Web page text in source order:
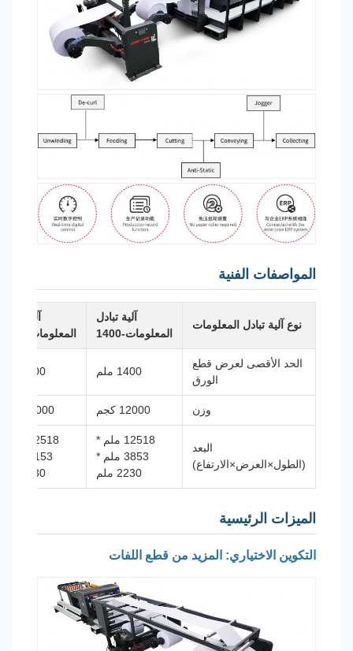
المواصفات الفنية
نوع آلية تبادل المعلومات
آلية تبادل
المعلومات-1400
آلية تبادل
المعلومات-1700
الحد الأقصى لعرض قطع
12000 كجم 13000 كجم
(الطول×العرض×الارتفاع)
12518 ملم *
3853 ملم *
12518 ملم *
4153 ملم *
الميزات الرئيسية
التكوين الاختياري: المزيد من قطع اللفات